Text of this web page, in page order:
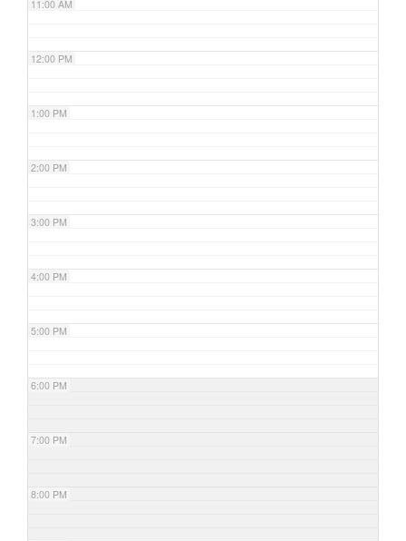
11:00 AM
12:00 PM
1:00 PM
2:00 PM
3:00 PM
4:00 PM
5:00 PM
6:00 PM
7:00 PM
8:00 PM